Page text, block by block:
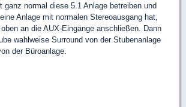
ganz normal diese 5.1 Anlage betreiben und
Anlage mit normalen Stereoausgang hat,
an die AUX-Eingänge anschließen. Dann
wahlweise Surround von der Stubenanlage
der Büroanlage.